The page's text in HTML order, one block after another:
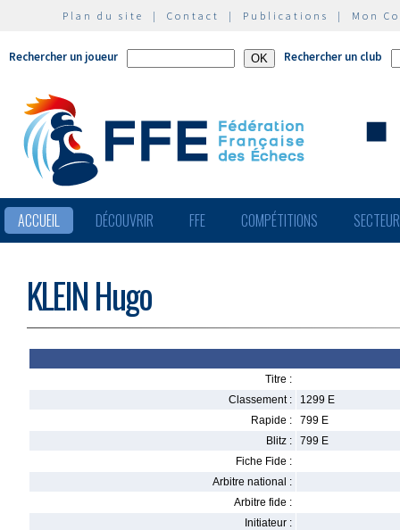
Plan du site | Contact | Publications | Mon
Rechercher un joueur Rechercher un club
ACCUEIL DÉCOUVRIR FFE COMPÉTITIONS
KLEIN Hugo
Titre :
Classement :
1299 E
Rapide :
799 E
Blitz :
799 E
Fiche Fide :
Arbitre national :
Arbitre fide :
Initiateur :